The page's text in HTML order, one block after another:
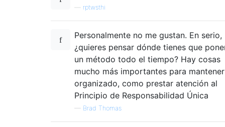
rptwsthi
Personalmente no me gustan. En serio,
¿quieres pensar dónde tienes que
un método todo el tiempo? Hay cosas
mucho más importantes para
organizado, como prestar atención al
Principio de Responsabilidad Única
— Brad Thomas